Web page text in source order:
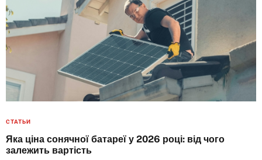
СТАТЬИ
Яка ціна сонячної батареї у 2026 році: від чого
залежить вартість